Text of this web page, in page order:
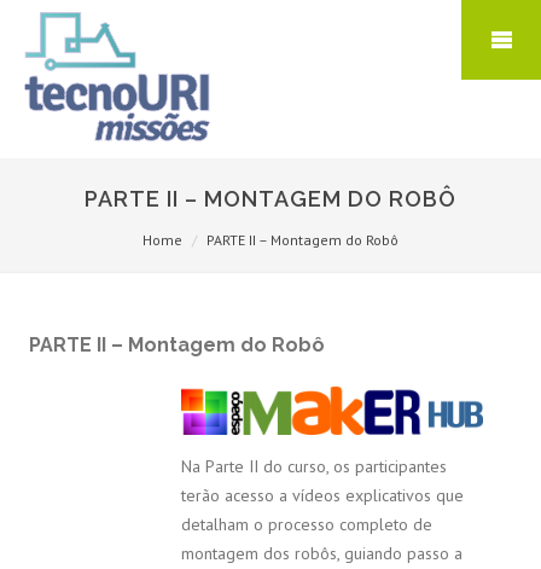
PARTE II – MONTAGEM DO ROBÔ
Home PARTE II – Montagem do Robô
PARTE II – Montagem do Robô
Na Parte II do curso, os participantes
terão acesso a vídeos explicativos que
detalham o processo completo de
montagem dos robôs, guiando passo a